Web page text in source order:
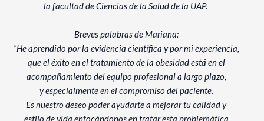
la facultad de Ciencias de la Salud de la UAP.
Breves palabras de Mariana:
“He aprendido por la evidencia científica y por mi experiencia,
que el éxito en el tratamiento de la obesidad está en el
acompañamiento del equipo profesional a largo plazo,
y especialmente en el compromiso del paciente.
Es nuestro deseo poder ayudarte a mejorar tu calidad y
estilo de vida enfocándonos en tratar esta problemática